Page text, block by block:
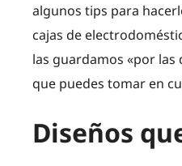
algunos tips para
cajas de
las guardamos «por las
que puedes tomar en
Diseños